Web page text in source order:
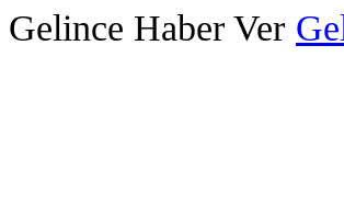
Gelince Haber Ver